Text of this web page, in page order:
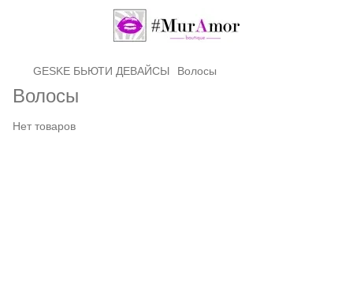
GЕSKE БЬЮТИ ДЕВАЙСЫ Волосы
Волосы
Нет товаров